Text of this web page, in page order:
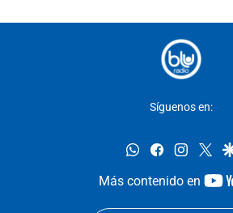
Síguenos en:
whatsappfacebook
Más contenido en